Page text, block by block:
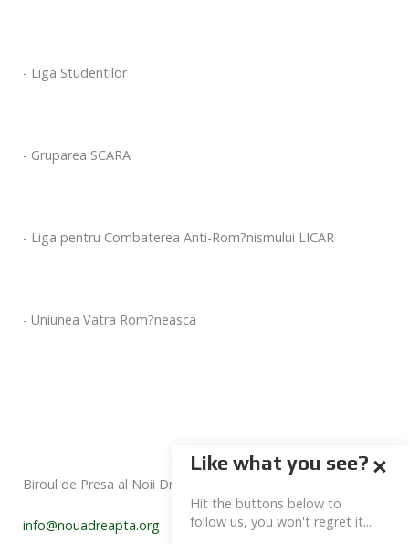
- Liga Studentilor
- Gruparea SCARA
- Liga pentru Combaterea Anti-Rom?nismului LICAR
- Uniunea Vatra Rom?neasca
Biroul de Presa al Noii Drepte
info@nouadreapta.org
Like what you see?
Hit the buttons below to
follow us, you won't regret it...